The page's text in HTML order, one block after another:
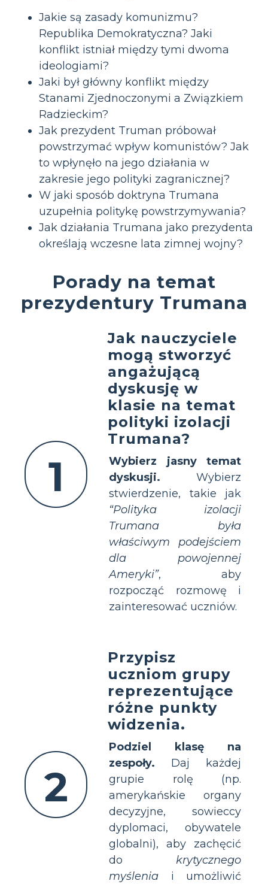
Jakie są zasady komunizmu?
Republika Demokratyczna? Jaki
konflikt istniał między tymi dwoma
ideologiami?
Jaki był główny konflikt między
Stanami Zjednoczonymi a Związkiem
Radzieckim?
Jak prezydent Truman próbował
powstrzymać wpływ komunistów? Jak
to wpłynęło na jego działania w
zakresie jego polityki zagranicznej?
W jaki sposób doktryna Trumana
uzupełnia politykę powstrzymywania?
Jak działania Trumana jako prezydenta
określają wczesne lata zimnej wojny?
Porady na temat
prezydentury Trumana
1
Jak nauczyciele
mogą stworzyć
angażującą
dyskusję w
klasie na temat
polityki izolacji
Trumana?
Wybierz jasny temat
dyskusji. Wybierz
stwierdzenie, takie jak
“Polityka izolacji
Trumana była
właściwym podejściem
dla powojennej
Ameryki”, aby
rozpocząć rozmowę i
zainteresować uczniów.
2
Przypisz
uczniom grupy
reprezentujące
różne punkty
widzenia.
Podziel klasę na
zespoły. Daj każdej
grupie rolę (np.
amerykańskie organy
decyzyjne, sowieccy
dyplomaci, obywatele
globalni), aby zachęcić
do krytycznego
myślenia i umożliwić